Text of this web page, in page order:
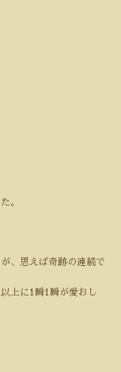
。
、思えば奇跡の連続で
上に 1 瞬1 瞬が愛おし